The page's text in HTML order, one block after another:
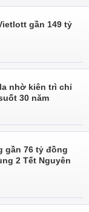
gần 149 tỷ
nhờ kiên trì chỉ
30 năm
gần 76 tỷ đồng
2 Tết Nguyên